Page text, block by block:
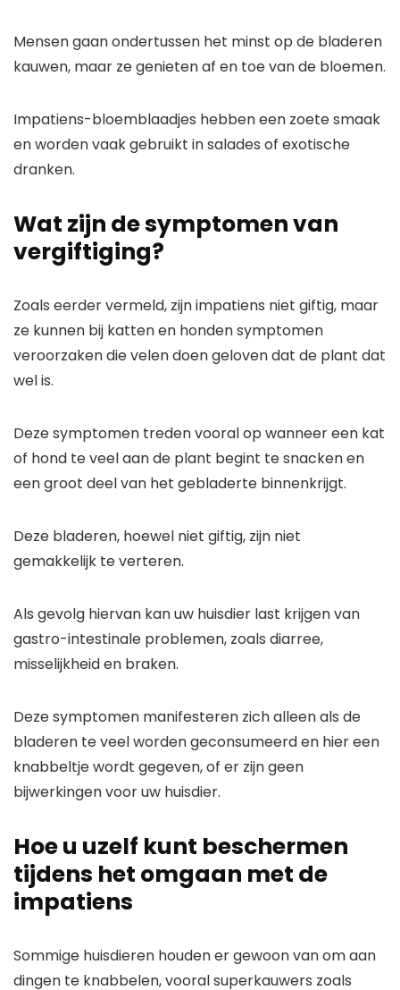
Mensen gaan ondertussen het minst op de bladeren
kauwen, maar ze genieten af ​​en toe van de bloemen.
Impatiens-bloemblaadjes hebben een zoete smaak
en worden vaak gebruikt in salades of exotische
dranken.
Wat zijn de symptomen van
vergiftiging?
Zoals eerder vermeld, zijn impatiens niet giftig, maar
ze kunnen bij katten en honden symptomen
veroorzaken die velen doen geloven dat de plant dat
wel is.
Deze symptomen treden vooral op wanneer een kat
of hond te veel aan de plant begint te snacken en
een groot deel van het gebladerte binnenkrijgt.
Deze bladeren, hoewel niet giftig, zijn niet
gemakkelijk te verteren.
Als gevolg hiervan kan uw huisdier last krijgen van
gastro-intestinale problemen, zoals diarree,
misselijkheid en braken.
Deze symptomen manifesteren zich alleen als de
bladeren te veel worden geconsumeerd en hier een
knabbeltje wordt gegeven, of er zijn geen
bijwerkingen voor uw huisdier.
Hoe u uzelf kunt beschermen
tijdens het omgaan met de
impatiens
Sommige huisdieren houden er gewoon van om aan
dingen te knabbelen, vooral superkauwers zoals